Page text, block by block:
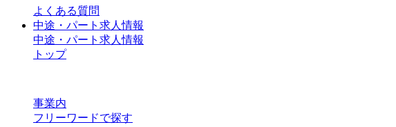
よくある質問
中途・パート求人情報
中途・パート求人情報
トップ
事業内
フリーワードで探す